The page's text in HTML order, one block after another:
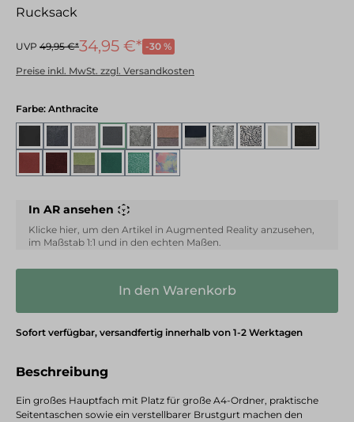
Rucksack
UVP 49,95 €*34,95 €* -30 %
Preise inkl. MwSt. zzgl. Versandkosten
Farbeauswählen
: Anthracite
Light GreyAnthracite
Grey Blush/GreyNavy Grey
WhiteOff-White
Wine Green/GreyPine Green
GreenMulti Color
In AR ansehen
Klicke hier, um den Artikel in Augmented Reality anzusehen,
im Maßstab 1:1 und in den echten Maßen.
In den Warenkorb
Sofort verfügbar, versandfertig innerhalb von 1-2 Werktagen
Beschreibung
Ein großes Hauptfach mit Platz für große A4-Ordner, praktische
Seitentaschen sowie ein verstellbarer Brustgurt machen den